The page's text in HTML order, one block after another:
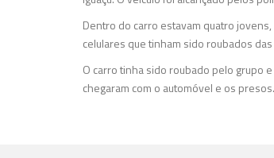
Dentro do carro estavam quatro
celulares que tinham sido roubados
O carro tinha sido roubado pelo grupo
chegaram com o automóvel e os presos.